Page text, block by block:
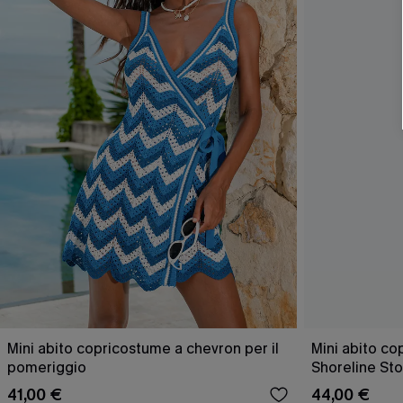
Mini abito copricostume a chevron per il
pomeriggio
41,00 €
Mini abito
Shoreline
44,00 €